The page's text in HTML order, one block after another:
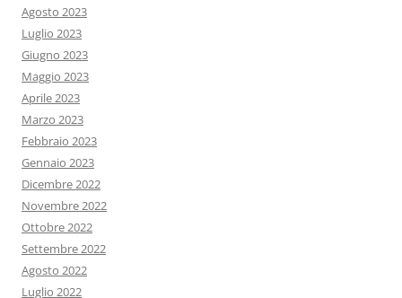
Agosto 2023
Luglio 2023
Giugno 2023
Maggio 2023
Aprile 2023
Marzo 2023
Febbraio 2023
Gennaio 2023
Dicembre 2022
Novembre 2022
Ottobre 2022
Settembre 2022
Agosto 2022
Luglio 2022